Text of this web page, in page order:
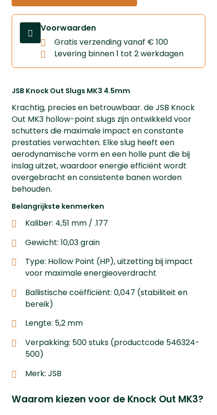
JSB Knock Out Slugs MK3 4.5mm
Krachtig, precies en betrouwbaar. de JSB Knock
Out MK3 hollow-point slugs zijn ontwikkeld voor
schutters die maximale impact en constante
prestaties verwachten. Elke slug heeft een
aerodynamische vorm en een holle punt die bij
inslag uitzet, waardoor energie efficiënt wordt
overgebracht en consistente banen worden
behouden.
Belangrijkste kenmerken
Kaliber: 4,51 mm / .177
Gewicht: 10,03 grain
Type: Hollow Point (HP), uitzetting bij impact
voor maximale energieoverdracht
Ballistische coëfficiënt: 0,047 (stabiliteit en
bereik)
Lengte: 5,2 mm
Verpakking: 500 stuks (productcode 546324-
500)
Merk: JSB
Waarom kiezen voor de Knock Out MK3?
Voorwaarden
Gratis verzending vanaf € 100
Levering binnen 1 tot 2 werkdagen